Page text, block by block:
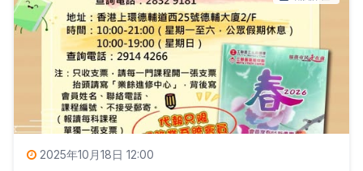
2025年10月18日 12:00